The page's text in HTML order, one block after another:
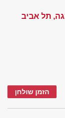
הזמן שולחן